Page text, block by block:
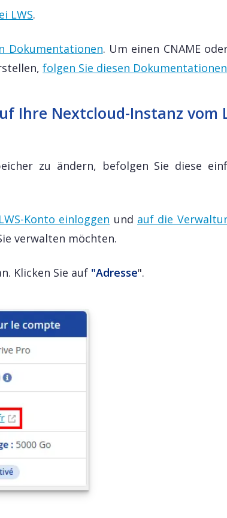
LWS.
Dokumentationen. Um einen CNAME
folgen Sie diesen Dokumentationen
Ihre Nextcloud-Instanz vom
zu ändern, befolgen Sie diese
Konto einloggen und auf die
verwalten möchten.
Klicken Sie auf "Adresse".